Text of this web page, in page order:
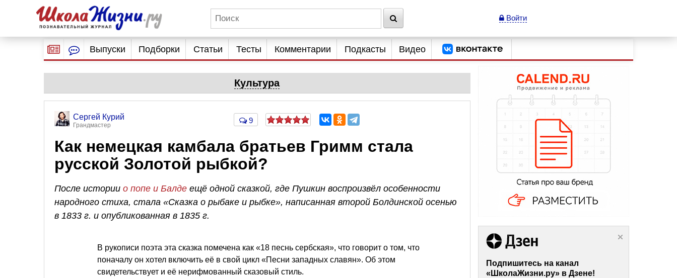
Войти
Выпуски Подборки Статьи Тесты Комментарии Подкасты Видео
Культура
Сергей Курий
Грандмастер
9
Как немецкая камбала братьев Гримм стала
русской Золотой рыбкой?
После истории о попе и Балде ещё одной сказкой, где Пушкин воспроизвёл особенности
народного стиха, стала «Сказка о рыбаке и рыбке», написанная второй Болдинской осенью
в 1833 г. и опубликованная в 1835 г.
В рукописи поэта эта сказка помечена как «18 песнь сербская», что говорит о том, что
поначалу он хотел включить её в свой цикл «Песни западных славян». Об этом
свидетельствует и её нерифмованный сказовый стиль.
Подпишитесь на канал
«ШколаЖизни.ру» в Дзене!